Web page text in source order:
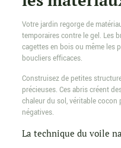
Votre jardin regorge de
temporaires contre le gel. Les
cagettes en bois ou même les
boucliers efficaces.
Construisez de petites
précieuses. Ces abris créent
chaleur du sol, véritable
négatives.
La technique du voile